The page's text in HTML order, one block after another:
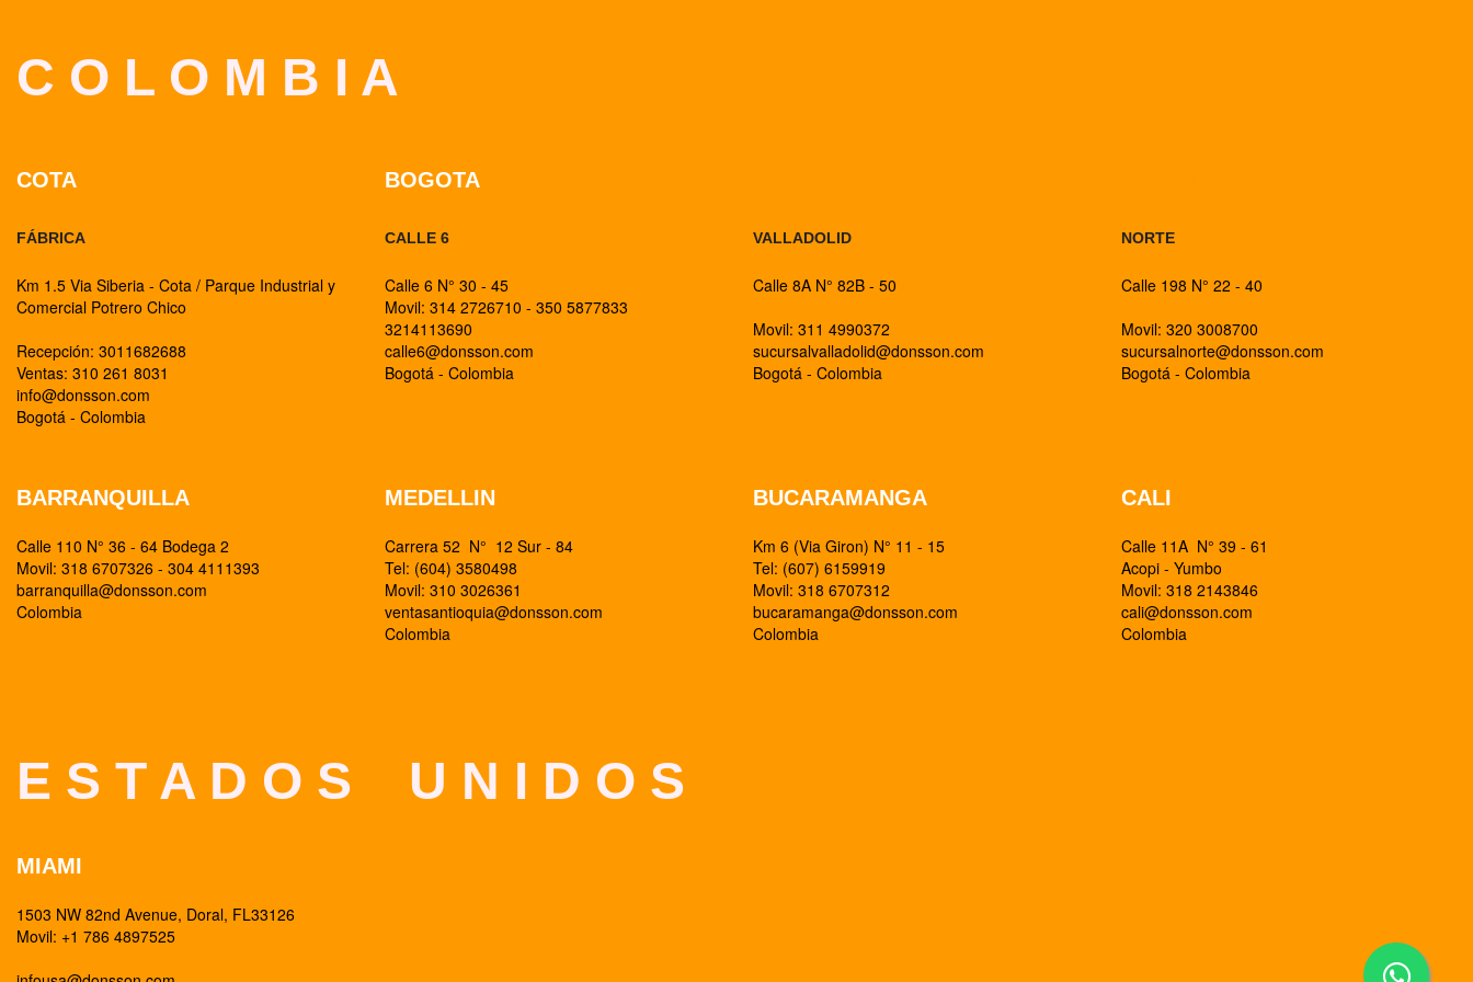
C O L O M B I A
COTA
FÁBRICA
Km 1.5 Via Siberia - Cota / Parque Industrial y
Comercial Potrero Chico
Recepción: 3011682688
Ventas: 310 261 8031
info@donsson.com
Bogotá - Colombia
BOGOTA
CALLE 6
Calle 6 N° 30 - 45
Movil: 314 2726710 - 350 5877833
3214113690
calle6@donsson.com
Bogotá - Colombia
VALLADOLID
Calle 8A N° 82B - 50
Movil: 311 4990372
sucursalvalladolid@donsson.com
Bogotá - Colombia
NORTE
Calle 198 N° 22 - 40
Movil: 320 3008700
sucursalnorte@donsson.com
Bogotá - Colombia
BARRANQUILLA
Calle 110 N° 36 - 64 Bodega 2
Movil: 318 6707326 - 304 4111393
barranquilla@donsson.com
Colombia
MEDELLIN
Carrera 52 N° 12 Sur - 84
Tel: (604) 3580498
Movil: 310 3026361
ventasantioquia@donsson.com
Colombia
BUCARAMANGA
Km 6 (Via Giron) N° 11 - 15
Tel: (607) 6159919
Movil: 318 6707312
bucaramanga@donsson.com
Colombia
CALI
Calle 11A N° 39 - 61
Acopi - Yumbo
Movil: 318 2143846
cali@donsson.com
Colombia
E S T A D O S U N I D O S
MIAMI
1503 NW 82nd Avenue, Doral, FL33126
Movil: +1 786 4897525